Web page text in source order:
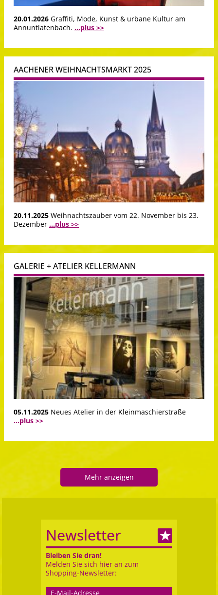
20.01.2026 Graffiti, Mode, Kunst & urbane Kultur am
Annuntiatenbach. ...plus >>
AACHENER WEIHNACHTSMARKT 2025
20.11.2025 Weihnachtszauber vom 22. November bis 23.
Dezember ...plus >>
GALERIE + ATELIER KELLERMANN
05.11.2025 Neues Atelier in der Kleinmaschierstraße
...plus >>
Mehr anzeigen
Newsletter
Bleiben Sie dran!
Melden Sie sich hier an zum
Shopping-Newsletter: